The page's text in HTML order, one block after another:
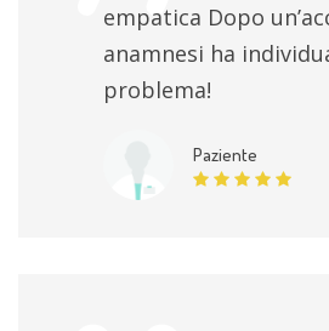
empatica Dopo
anamnesi ha
problema!
Paziente